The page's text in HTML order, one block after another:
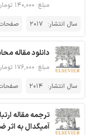
مبلغ: ۱۴۰,۰۰۰ تومان
سال انتشار: 2017
دانلود مقاله
مبلغ: ۱۷۶,۰۰۰ تومان
سال انتشار: 2014
ترجمه مقاله
آمیگدال به اثر